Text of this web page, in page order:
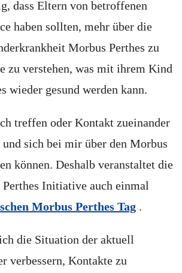
dass Eltern von betroffenen
haben sollten, mehr über die
Morbus Perthes zu
zu verstehen, was mit ihrem Kind
wieder gesund werden kann.
treffen oder Kontakt zueinander
und sich bei mir über den Morbus
können. Deshalb veranstaltet die
Initiative auch einmal
Morbus Perthes Tag .
die Situation der aktuell
verbessern, Kontakte zu